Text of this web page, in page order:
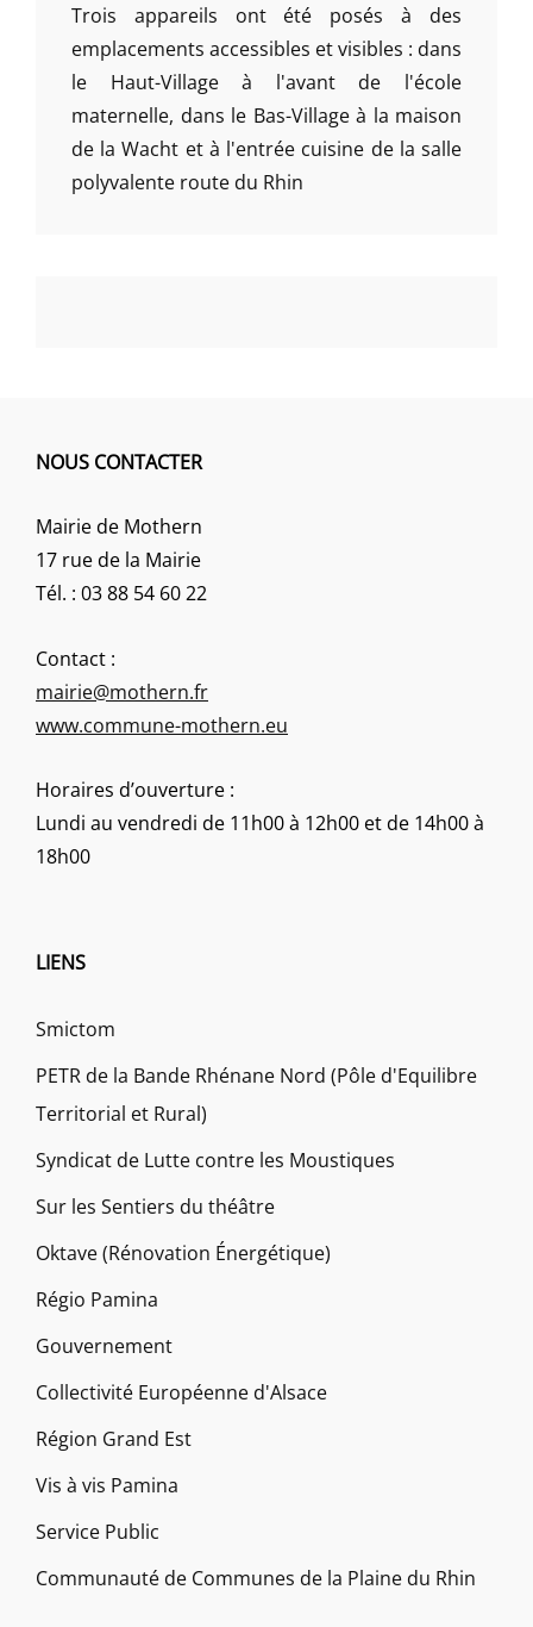
Trois appareils ont été posés à des
emplacements accessibles et visibles : dans
le Haut-Village à l'avant de l'école
maternelle, dans le Bas-Village à la maison
de la Wacht et à l'entrée cuisine de la salle
polyvalente route du Rhin
NOUS CONTACTER
Mairie de Mothern
17 rue de la Mairie
Tél. : 03 88 54 60 22
Contact :
mairie@mothern.fr
www.commune-mothern.eu
Horaires d’ouverture :
Lundi au vendredi de 11h00 à 12h00 et de 14h00 à
18h00
LIENS
Smictom
PETR de la Bande Rhénane Nord (Pôle d'Equilibre
Territorial et Rural)
Syndicat de Lutte contre les Moustiques
Sur les Sentiers du théâtre
Oktave (Rénovation Énergétique)
Régio Pamina
Gouvernement
Collectivité Européenne d'Alsace
Région Grand Est
Vis à vis Pamina
Service Public
Communauté de Communes de la Plaine du Rhin